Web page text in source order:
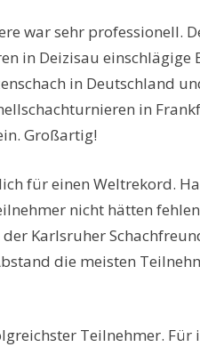
war sehr professionell.
in Deizisau einschlägige
in Deutschland
in
Großartig!
für einen Weltrekord.
nicht hätten
Karlsruher
die meisten
Teilnehmer. Für